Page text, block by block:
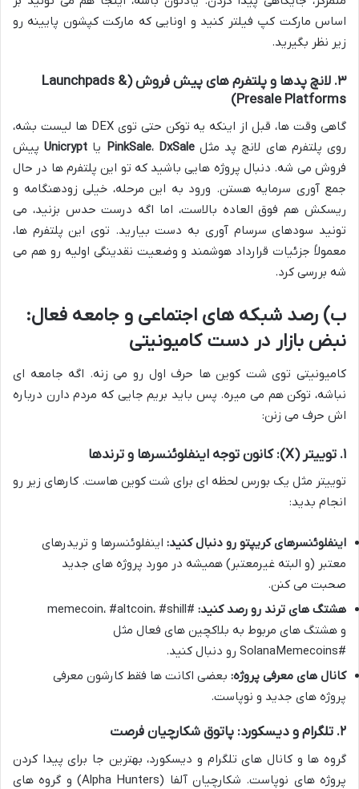
اساس مارکت کپ فیلتر کنید و اونایی که مارکت کپشون پایینه رو
زیر نظر بگیرید.
۳. لانچ پدها و پلتفرم های پیش فروش (Launchpads &
Presale Platforms)
گاهی وقت ها، قبل از اینکه یه توکن حتی توی DEX ها لیست بشه،
روی پلتفرم های لانچ پد مثل
PinkSale، DxSale یا Unicryptپیش
فروش می شه. دنبال پروژه هایی باشید که تو این پلتفرم ها در حال
جمع آوری سرمایه هستن. ورود به این مرحله، خیلی زودهنگامه و
ریسکش هم فوق العاده بالاست، اما اگه درست حدس بزنید، می
تونید سودهای سرسام آوری به دست بیارید. توی این پلتفرم ها،
معمولاً جزئیات قرارداد هوشمند و وضعیت نقدینگی اولیه رو هم می
شه بررسی کرد.
ب) رصد شبکه های اجتماعی و جامعه فعال:
نبض بازار در دست کامیونیتی
کامیونیتی توی شت کوین ها حرف اول رو می زنه. اگه جامعه ای
نباشه، توکن هم می میره. پس باید بریم جایی که مردم دارن درباره
اش حرف می زنن:
۱. توییتر (X): کانون توجه اینفلوئنسرها و ترندها
توییتر مثل یک بورس لحظه ای برای شت کوین هاست. کارهای زیر رو
انجام بدید:
اینفلوئنسرهای کریپتو رو دنبال کنید: اینفلوئنسرها و تریدرهای
معتبر (و البته غیرمعتبر) همیشه در مورد پروژه های جدید
صحبت می کنن.
هشتگ های ترند رو رصد کنید:
#memecoin، #altcoin، #shill
و هشتگ های مربوط به بلاکچین های فعال مثل
#SolanaMemecoins رو دنبال کنید.
کانال های معرفی پروژه: بعضی اکانت ها فقط کارشون معرفی
پروژه های جدید و نوپاست.
۲. تلگرام و دیسکورد: پاتوق شکارچیان فرصت
گروه ها و کانال های تلگرام و دیسکورد، بهترین جا برای پیدا کردن
پروژه های نوپاست. شکارچیان آلفا (Alpha Hunters) و گروه های